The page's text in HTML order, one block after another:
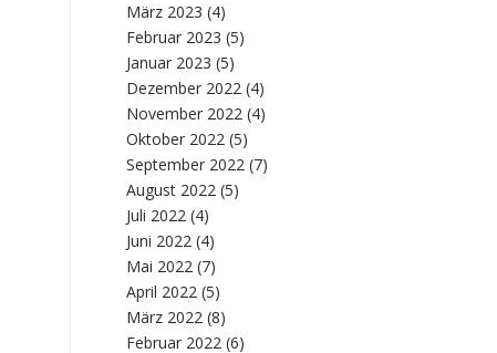
März 2023 (4)
Februar 2023 (5)
Januar 2023 (5)
Dezember 2022 (4)
November 2022 (4)
Oktober 2022 (5)
September 2022 (7)
August 2022 (5)
Juli 2022 (4)
Juni 2022 (4)
Mai 2022 (7)
April 2022 (5)
März 2022 (8)
Februar 2022 (6)